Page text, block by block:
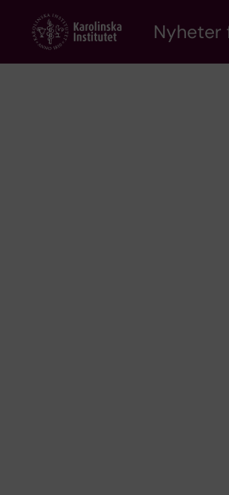
content
Nyheter